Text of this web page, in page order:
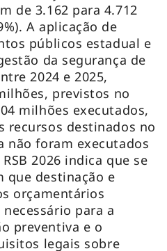
de 3.162 para 4.712
A aplicação de
públicos estadual e
da segurança de
2024 e 2025,
previstos no
milhões executados,
recursos destinados no
não foram executados
2026 indica que se
que destinação e
orçamentários
para a
preventiva e o
legais sobre